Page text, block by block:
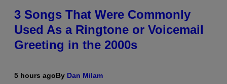
3 Songs That Were Commonly
Used As a Ringtone or Voicemail
Greeting in the 2000s
5 hours agoBy Dan Milam